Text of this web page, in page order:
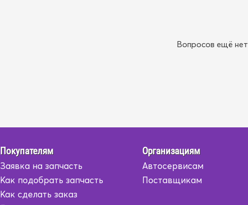
Вопросов ещё нет
Покупателям
Заявка на запчасть
Как подобрать запчасть
Как сделать заказ
Организациям
Автосервисам
Поставщикам